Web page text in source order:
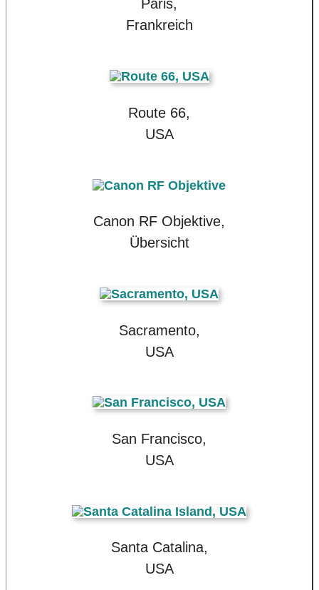
Paris,
Frankreich
Route 66,
USA
Canon RF Objektive,
Übersicht
Sacramento,
USA
San Francisco,
USA
Santa Catalina,
USA